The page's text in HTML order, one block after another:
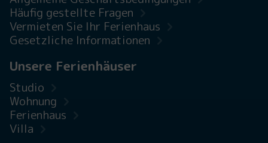
Häufig gestellte Fragen
Vermieten Sie Ihr Ferienhaus
Gesetzliche Informationen
Unsere Ferienhäuser
Studio
Wohnung
Ferienhaus
Villa